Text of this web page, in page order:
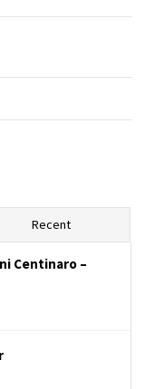
Recent
Centinaro –